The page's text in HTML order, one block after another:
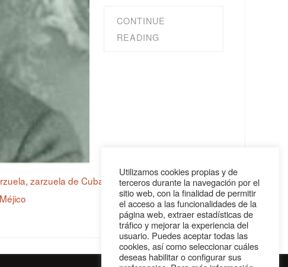
CONTINUE
READING
, zarzuela de Cuba zarzuela de Venezuela,
Utilizamos cookies propias y de
terceros durante la navegación por el
sitio web, con la finalidad de permitir
el acceso a las funcionalidades de la
página web, extraer estadísticas de
tráfico y mejorar la experiencia del
usuario. Puedes aceptar todas las
cookies, así como seleccionar cuáles
deseas habilitar o configurar sus